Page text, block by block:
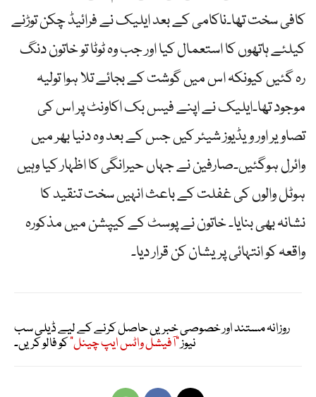
کافی سخت تھا۔ناکامی کے بعد ایلیک نے فرائیڈ چکن توڑنے
کیلئے ہاتھوں کا استعمال کیا اور جب وہ ٹوٹا تو خاتون دنگ
رہ گئیں کیونکہ اس میں گوشت کے بجائے تلا ہوا تولیہ
موجود تھا۔ایلیک نے اپنے فیس بک اکاونٹ پر اس کی
تصاویر اور ویڈیوز شیئر کیں جس کے بعد وہ دنیا بھر میں
وائرل ہوگئیں۔صارفین نے جہاں حیرانگی کا اظہار کیا وہیں
ہوٹل والوں کی غفلت کے باعث انہیں سخت تنقید کا
نشانہ بھی بنایا۔ خاتون نے پوسٹ کے کیپشن میں مذکورہ
واقعہ کو انتہائی پریشان کن قرار دیا۔
روزانہ مستند اور خصوصی خبریں حاصل کرنے کے لیے ڈیلی سب
نیوز"آفیشل واٹس ایپ چینل"کو فالو کریں۔